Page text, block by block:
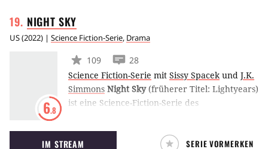
NIGHTSKY
US(2022) | Science Fiction-Serie, Drama
6.8
109
28
Science Fiction-Serie mit Sissy Spacekund J.K.
Simmons Night Sky(früherer Titel: Lightyears)
ist eine Science-Fiction-Serie des
entdeckt ein Ehepaar eine mysteriöse
Kammer in ihrem Garten, die das Tor zu
IM STREAM SERIE VORMERKEN